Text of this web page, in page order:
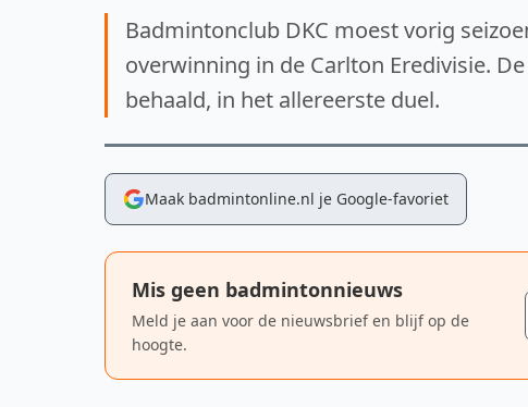
Badmintonclub DKC moest vorig
overwinning in de Carlton Eredivisie.
behaald, in het allereerste duel.
Maak badmintonline.nl je Google-favoriet
Mis geen badmintonnieuws
Meld je aan voor de nieuwsbrief en blijf op de
hoogte.